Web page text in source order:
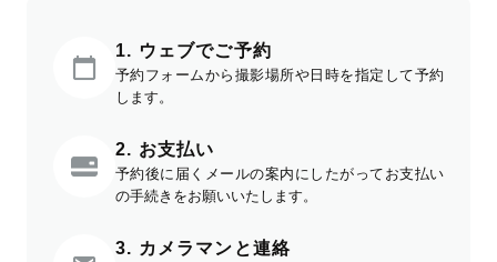
1. ウェブでご予約
予約フォームから撮影場所や日時を指定して予約
します。
2. お支払い
予約後に届くメールの案内にしたがってお支払い
の手続きをお願いいたします。
3. カメラマンと連絡